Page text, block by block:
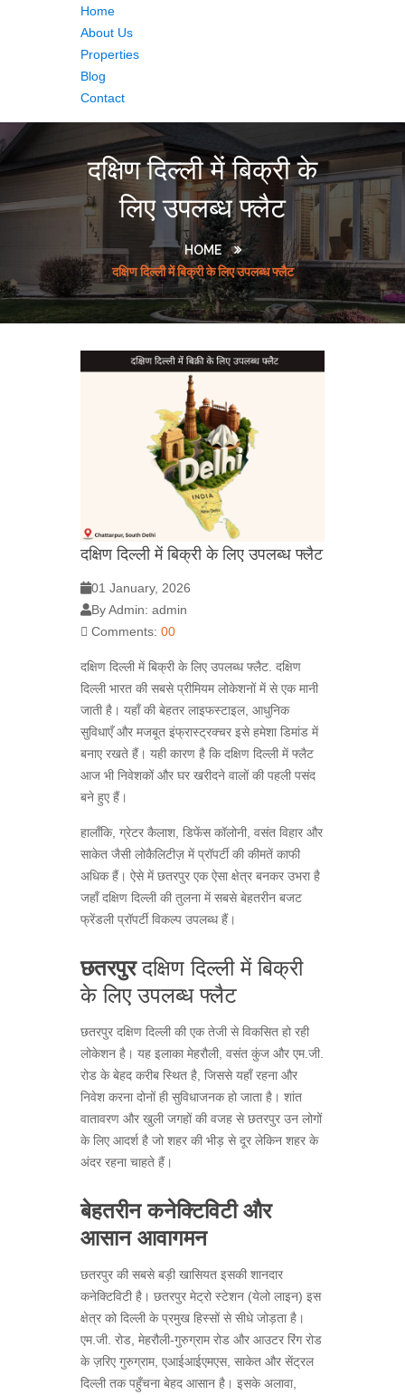
Home
About Us
Properties
Blog
Contact
दक्षिण दिल्ली में बिक्री के
लिए उपलब्ध फ्लैट
HOME
दक्षिण दिल्ली में बिक्री के लिए उपलब्ध फ्लैट
दक्षिण दिल्ली में बिक्री के लिए उपलब्ध फ्लैट
01 January, 2026
By Admin: admin
Comments: 00
दक्षिण दिल्ली में बिक्री के लिए उपलब्ध फ्लैट. दक्षिण
दिल्ली भारत की सबसे प्रीमियम लोकेशनों में से एक मानी
जाती है। यहाँ की बेहतर लाइफस्टाइल, आधुनिक
सुविधाएँ और मजबूत इंफ्रास्ट्रक्चर इसे हमेशा डिमांड में
बनाए रखते हैं। यही कारण है कि दक्षिण दिल्ली में फ्लैट
आज भी निवेशकों और घर खरीदने वालों की पहली पसंद
बने हुए हैं।
हालाँकि, ग्रेटर कैलाश, डिफेंस कॉलोनी, वसंत विहार और
साकेत जैसी लोकैलिटीज़ में प्रॉपर्टी की कीमतें काफी
अधिक हैं। ऐसे में छतरपुर एक ऐसा क्षेत्र बनकर उभरा है
जहाँ दक्षिण दिल्ली की तुलना में सबसे बेहतरीन बजट
फ्रेंडली प्रॉपर्टी विकल्प उपलब्ध हैं।
छतरपुरदक्षिण दिल्ली में बिक्री
के लिए उपलब्ध फ्लैट
छतरपुर दक्षिण दिल्ली की एक तेजी से विकसित हो रही
लोकेशन है। यह इलाका मेहरौली, वसंत कुंज और एम.जी.
रोड के बेहद करीब स्थित है, जिससे यहाँ रहना और
निवेश करना दोनों ही सुविधाजनक हो जाता है। शांत
वातावरण और खुली जगहों की वजह से छतरपुर उन लोगों
के लिए आदर्श है जो शहर की भीड़ से दूर लेकिन शहर के
अंदर रहना चाहते हैं।
बेहतरीन कनेक्टिविटी और
आसान आवागमन
छतरपुर की सबसे बड़ी खासियत इसकी शानदार
कनेक्टिविटी है। छतरपुर मेट्रो स्टेशन (येलो लाइन) इस
क्षेत्र को दिल्ली के प्रमुख हिस्सों से सीधे जोड़ता है।
एम.जी. रोड, मेहरौली-गुरुग्राम रोड और आउटर रिंग रोड
के ज़रिए गुरुग्राम, एआईआईएमएस, साकेत और सेंट्रल
दिल्ली तक पहुँचना बेहद आसान है। इसके अलावा,